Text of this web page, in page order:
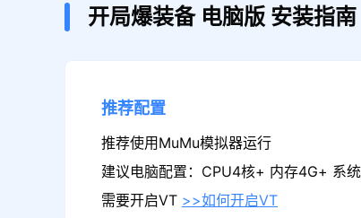
开局爆装备 电脑版 安装指南
推荐配置
推荐使用MuMu模拟器运行
建议电脑配置：CPU4核+ 内存4G+ 系
需要开启VT >>如何开启VT